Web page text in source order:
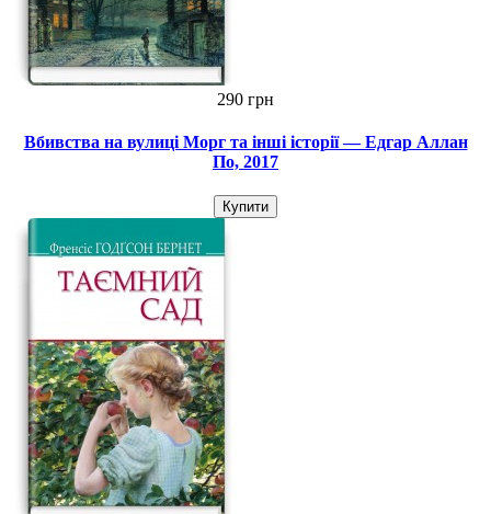
290 грн
Вбивства на вулиці Морг та інші історії — Едгар Аллан
По, 2017
Купити